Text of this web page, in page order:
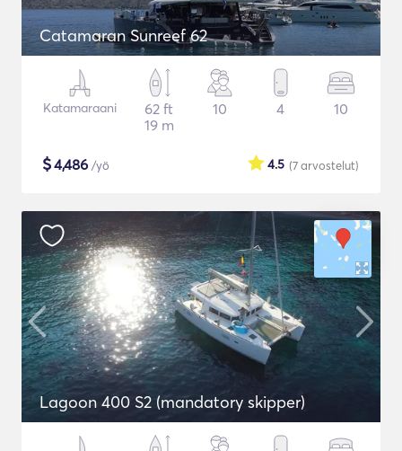
Catamaran Sunreef 62
Katamaraani
62 ft
19 m
10 4 10
$4,486 /yö (7arvostelut)
4.5
Lagoon 400 S2 (mandatory skipper)